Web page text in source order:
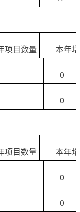
项目数量 本年
0
0
项目数量 本年
0
0